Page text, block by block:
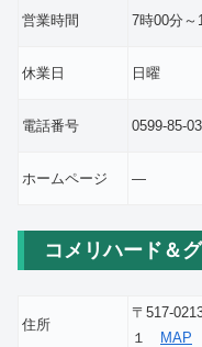
営業時間 7時00分～
休業日 日曜
電話番号 0599-85-
ホームページ ―
コメリハード＆
住所
〒517-
１
MAP